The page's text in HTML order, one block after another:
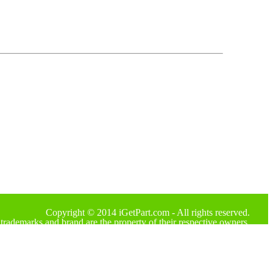
Copyright © 2014 iGetPart.com - All rights reserved.
and brand are the property of their respective owners.